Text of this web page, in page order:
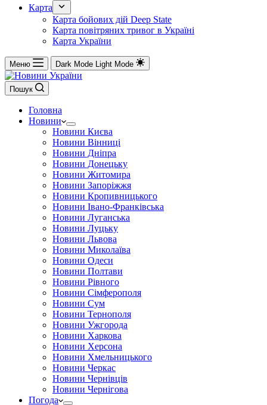
Карта
Карта бойових дій Deep State
Карта повітряних тривог в Україні
Карта України
Меню Dark Mode Light Mode
Пошук
Головна
Новини
Новини Києва
Новини Вінниці
Новини Дніпра
Новини Донецьку
Новини Житомира
Новини Запоріжжя
Новини Кропивницького
Новини Івано-Франківська
Новини Луганська
Новини Луцьку
Новини Львова
Новини Миколаїва
Новини Одеси
Новини Полтави
Новини Рівного
Новини Сімферополя
Новини Сум
Новини Тернополя
Новини Ужгорода
Новини Харкова
Новини Херсона
Новини Хмельницького
Новини Черкас
Новини Чернівців
Новини Чернігова
Погода